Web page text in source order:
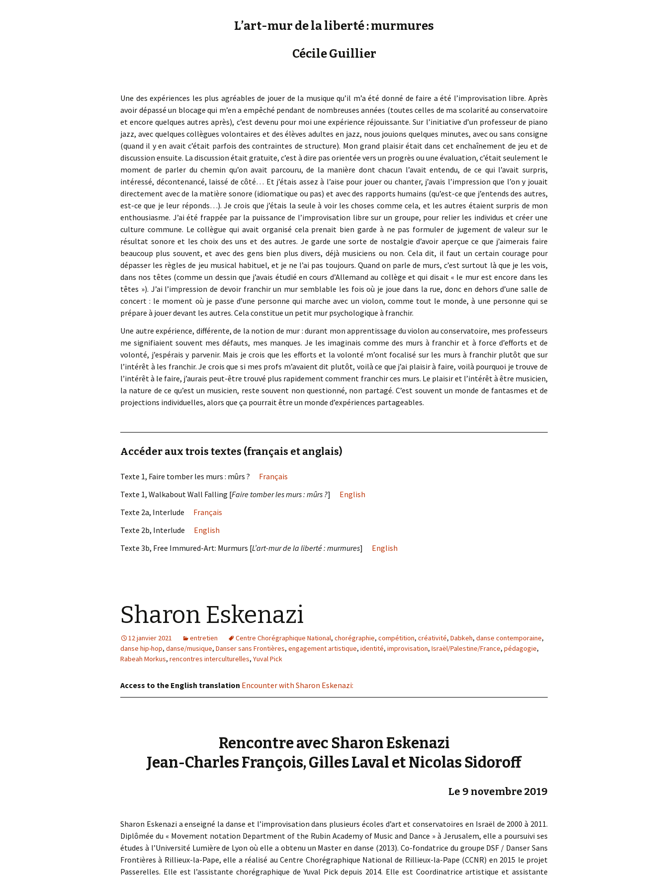
L’art-mur de la liberté : murmures
Cécile Guillier
Une des expériences les plus agréables de jouer de la musique qu’il m’a été donné de faire a été l’improvisation libre. Après
avoir dépassé un blocage qui m’en a empêché pendant de nombreuses années (toutes celles de ma scolarité au conservatoire
et encore quelques autres après), c’est devenu pour moi une expérience réjouissante. Sur l’initiative d’un professeur de piano
jazz, avec quelques collègues volontaires et des élèves adultes en jazz, nous jouions quelques minutes, avec ou sans consigne
(quand il y en avait c’était parfois des contraintes de structure). Mon grand plaisir était dans cet enchaînement de jeu et de
discussion ensuite. La discussion était gratuite, c’est à dire pas orientée vers un progrès ou une évaluation, c’était seulement le
moment de parler du chemin qu’on avait parcouru, de la manière dont chacun l’avait entendu, de ce qui l’avait surpris,
intéressé, décontenancé, laissé de côté… Et j’étais assez à l’aise pour jouer ou chanter, j’avais l’impression que l’on y jouait
directement avec de la matière sonore (idiomatique ou pas) et avec des rapports humains (qu’est-ce que j’entends des autres,
est-ce que je leur réponds…). Je crois que j’étais la seule à voir les choses comme cela, et les autres étaient surpris de mon
enthousiasme. J’ai été frappée par la puissance de l’improvisation libre sur un groupe, pour relier les individus et créer une
culture commune. Le collègue qui avait organisé cela prenait bien garde à ne pas formuler de jugement de valeur sur le
résultat sonore et les choix des uns et des autres. Je garde une sorte de nostalgie d’avoir aperçue ce que j’aimerais faire
beaucoup plus souvent, et avec des gens bien plus divers, déjà musiciens ou non. Cela dit, il faut un certain courage pour
dépasser les règles de jeu musical habituel, et je ne l’ai pas toujours. Quand on parle de murs, c’est surtout là que je les vois,
dans nos têtes (comme un dessin que j’avais étudié en cours d’Allemand au collège et qui disait « le mur est encore dans les
têtes »). J’ai l’impression de devoir franchir un mur semblable les fois où je joue dans la rue, donc en dehors d’une salle de
concert : le moment où je passe d’une personne qui marche avec un violon, comme tout le monde, à une personne qui se
prépare à jouer devant les autres. Cela constitue un petit mur psychologique à franchir.
Une autre expérience, différente, de la notion de mur : durant mon apprentissage du violon au conservatoire, mes professeurs
me signifiaient souvent mes défauts, mes manques. Je les imaginais comme des murs à franchir et à force d’efforts et de
volonté, j’espérais y parvenir. Mais je crois que les efforts et la volonté m’ont focalisé sur les murs à franchir plutôt que sur
l’intérêt à les franchir. Je crois que si mes profs m’avaient dit plutôt, voilà ce que j’ai plaisir à faire, voilà pourquoi je trouve de
l’intérêt à le faire, j’aurais peut-être trouvé plus rapidement comment franchir ces murs. Le plaisir et l’intérêt à être musicien,
la nature de ce qu’est un musicien, reste souvent non questionné, non partagé. C’est souvent un monde de fantasmes et de
projections individuelles, alors que ça pourrait être un monde d’expériences partageables.
Accéder aux trois textes (français et anglais)
Texte 1, Faire tomber les murs : mûrs ? Français
Texte 1, Walkabout Wall Falling [Faire tomber les murs : mûrs ?] English
Texte 2a, Interlude Français
Texte 2b, Interlude English
Texte 3b, Free Immured-Art: Murmurs [L’art-mur de la liberté : murmures] English
Sharon Eskenazi
12 janvier 2021 entretien Centre Chorégraphique National, chorégraphie, compétition, créativité, Dabkeh, danse contemporaine,
danse hip-hop, danse/musique, Danser sans Frontières, engagement artistique, identité, improvisation, Israël/Palestine/France, pédagogie,
Rabeah Morkus, rencontres interculturelles, Yuval Pick
Access to the English translation Encounter with Sharon Eskenazi:
Rencontre avec Sharon Eskenazi
Jean-Charles François, Gilles Laval et Nicolas Sidoroff
Le 9 novembre 2019
Sharon Eskenazi a enseigné la danse et l’improvisation dans plusieurs écoles d’art et conservatoires en Israël de 2000 à 2011.
Diplômée du « Movement notation Department of the Rubin Academy of Music and Dance » à Jerusalem, elle a poursuivi ses
études à l’Université Lumière de Lyon où elle a obtenu un Master en danse (2013). Co-fondatrice du groupe DSF / Danser Sans
Frontières à Rillieux-la-Pape, elle a réalisé au Centre Chorégraphique National de Rillieux-la-Pape (CCNR) en 2015 le projet
Passerelles. Elle est l’assistante chorégraphique de Yuval Pick depuis 2014. Elle est Coordinatrice artistique et assistante